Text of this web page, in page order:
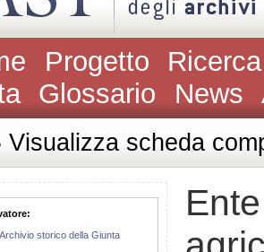
Progetto
Glossario News
Visualizza scheda
storico della Giunta